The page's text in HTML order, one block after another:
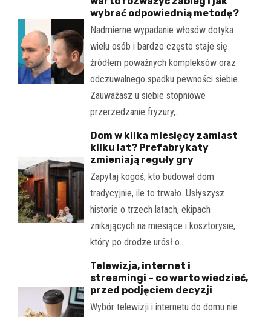
wybrać odpowiednią metodę?
Nadmierne wypadanie włosów dotyka
wielu osób i bardzo często staje się
źródłem poważnych kompleksów oraz
odczuwalnego spadku pewności siebie.
Zauważasz u siebie stopniowe
przerzedzanie fryzury,…
Dom w kilka miesięcy zamiast
kilku lat? Prefabrykaty
zmieniają reguły gry
Zapytaj kogoś, kto budował dom
tradycyjnie, ile to trwało. Usłyszysz
historie o trzech latach, ekipach
znikających na miesiące i kosztorysie,
który po drodze urósł o…
Telewizja, internet i
streamingi – co warto wiedzieć,
przed podjęciem decyzji
Wybór telewizji i internetu do domu nie